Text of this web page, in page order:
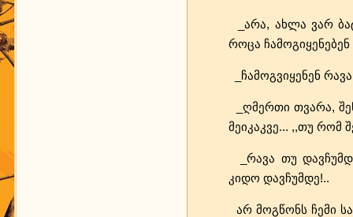
_არა, ახლა ვარ
როცა
_ჩამოგვიყენენ
_ღმერთი თვარა,
მეიკაკვე... ,,თუ რომ
_რავა თუ
კიდო დავჩუმდე!..
არ მოგწონს ჩემი